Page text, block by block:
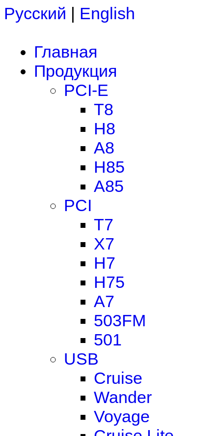
Русский | English
Главная
Продукция
PCI-E
T8
H8
A8
H85
A85
PCI
T7
X7
H7
H75
A7
503FM
501
USB
Cruise
Wander
Voyage